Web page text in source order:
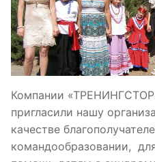
Компании
пригласили нашу
качестве
командообразовании,